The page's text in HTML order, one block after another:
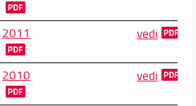
2011 vedi
2010 vedi